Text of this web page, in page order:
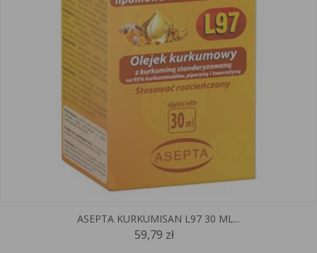
ASEPTA KURKUMISAN L97 30 ML...
59,79 zł